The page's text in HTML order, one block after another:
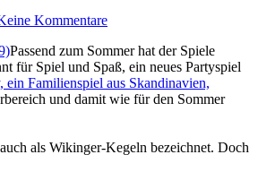
Kommentare
Passend zum Sommer hat der Spiele
für Spiel und Spaß, ein neues Partyspiel
ein Familienspiel aus Skandinavien,
und damit wie für den Sommer
als Wikinger-Kegeln bezeichnet. Doch